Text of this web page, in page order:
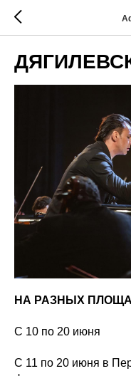
НА РАЗНЫХ
С 10 по 20 июня
С 11 по 20 июня в